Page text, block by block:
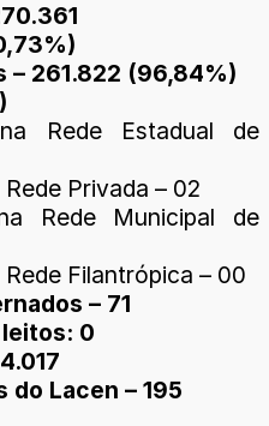
– 261.822 (96,84%)
Rede Estadual de
Privada – 02
Rede Municipal de
Filantrópica – 00
– 71
0
Lacen – 195